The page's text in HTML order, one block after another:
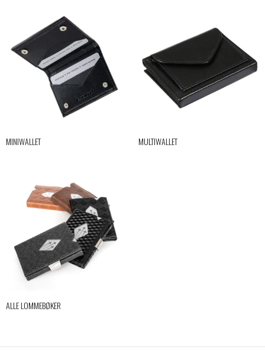
MINIWALLET MULTIWALLET
ALLE LOMMEBØKER